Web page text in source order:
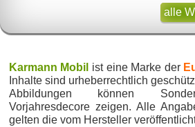
alle
Karmann Mobil ist eine Marke der
Inhalte sind urheberrechtlich
Abbildungen können
Vorjahresdecore zeigen. Alle
gelten die vom Hersteller